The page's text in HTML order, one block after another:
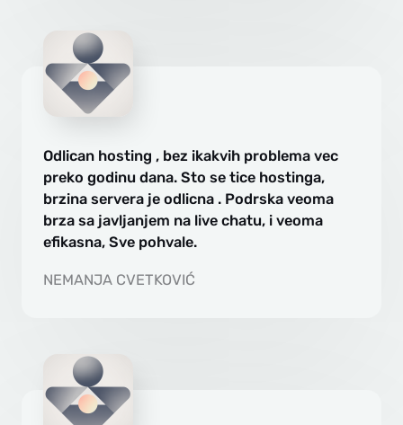
Odlican hosting , bez ikakvih problema vec
preko godinu dana. Sto se tice hostinga,
brzina servera je odlicna . Podrska veoma
brza sa javljanjem na live chatu, i veoma
efikasna, Sve pohvale.
NEMANJA CVETKOVIĆ